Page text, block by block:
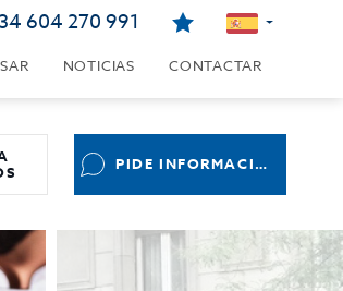
604 270 991
NOTICIAS CONTACTAR
PIDE INFORMACIÓN